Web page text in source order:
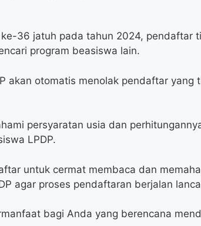
36 jatuh pada tahun 2024, pendaftar
program beasiswa lain.
akan otomatis menolak pendaftar yang
persyaratan usia dan
LPDP.
untuk cermat membaca dan
agar proses pendaftaran berjalan
bagi Anda yang berencana